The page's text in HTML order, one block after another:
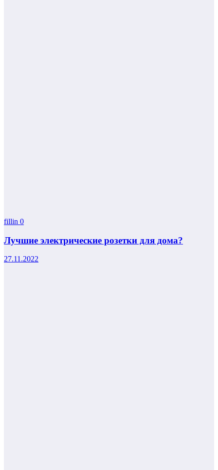
fillin 0
Лучшие электрические розетки для дома?
27.11.2022